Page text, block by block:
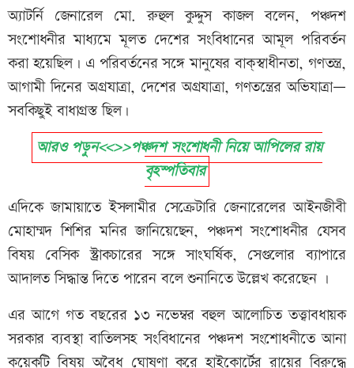
অ্যাটর্নি জেনারেল মো. রুহুল কুদ্দুস কাজল বলেন, পঞ্চদশ
সংশোধনীর মাধ্যমে মূলত দেশের সংবিধানের আমূল পরিবর্তন
করা হয়েছিল। এ পরিবর্তনের সঙ্গে মানুষের বাক্‌স্বাধীনতা, গণতন্ত্র,
আগামী দিনের অগ্রযাত্রা, দেশের অগ্রযাত্রা, গণতন্ত্রের অভিযাত্রা—
সবকিছুই বাধাগ্রস্ত ছিল।
আরও পড়ুন<<>>পঞ্চদশ সংশোধনী নিয়ে আপিলের রায়
বৃহস্পতিবার
এদিকে জামায়াতে ইসলামীর সেক্রেটারি জেনারেলের আইনজীবী
মোহাম্মদ শিশির মনির জানিয়েছেন, পঞ্চদশ সংশোধনীর যেসব
বিষয় বেসিক স্ট্রাকচারের সঙ্গে সাংঘর্ষিক, সেগুলোর ব্যাপারে
আদালত সিদ্ধান্ত দিতে পারেন বলে শুনানিতে উল্লেখ করেছেন ।
এর আগে গত বছরের ১৩ নভেম্বর বহুল আলোচিত তত্ত্বাবধায়ক
সরকার ব্যবস্থা বাতিলসহ সংবিধানের পঞ্চদশ সংশোধনীতে আনা
কয়েকটি বিষয় অবৈধ ঘোষণা করে হাইকোর্টের রায়ের বিরুদ্ধে